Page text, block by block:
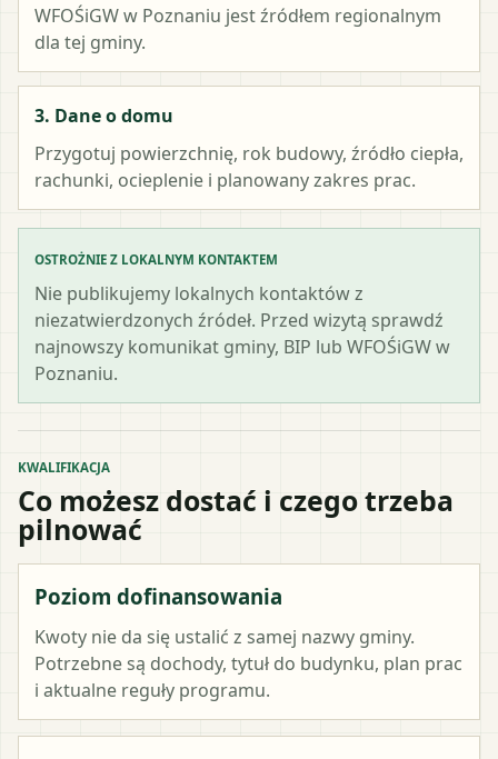
WFOŚiGW w Poznaniu jest źródłem regionalnym
dla tej gminy.
3. Dane o domu
Przygotuj powierzchnię, rok budowy, źródło ciepła,
rachunki, ocieplenie i planowany zakres prac.
OSTROŻNIE Z LOKALNYM KONTAKTEM
Nie publikujemy lokalnych kontaktów z
niezatwierdzonych źródeł. Przed wizytą sprawdź
najnowszy komunikat gminy, BIP lub WFOŚiGW w
Poznaniu.
KWALIFIKACJA
Co możesz dostać i czego trzeba
pilnować
Poziom dofinansowania
Kwoty nie da się ustalić z samej nazwy gminy.
Potrzebne są dochody, tytuł do budynku, plan prac
i aktualne reguły programu.